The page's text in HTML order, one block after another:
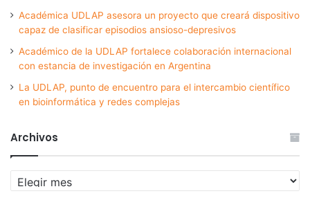
Académica UDLAP asesora un proyecto que creará dispositivo
capaz de clasificar episodios ansioso-depresivos
Académico de la UDLAP fortalece colaboración internacional
con estancia de investigación en Argentina
La UDLAP, punto de encuentro para el intercambio científico
en bioinformática y redes complejas
Archivos
Archivos